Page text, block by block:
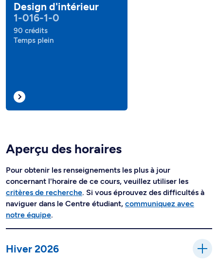
Design d'intérieur
1-016-1-0
90 crédits
Temps plein
Aperçu des horaires
Pour obtenir les renseignements les plus à jour
concernant l'horaire de ce cours, veuillez utiliser les
critères de recherche. Si vous éprouvez des difficultés à
naviguer dans le Centre étudiant, communiquez avec
notre équipe.
Hiver 2026